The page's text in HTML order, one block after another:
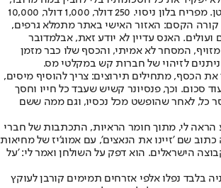
אז הוא מפקיד סכום קטן. מפריח בלון ניסוי. 250 דולר, 1,000 דולר, 10,000
קורה הקסם: האזור האישי באתר מתמלא גרפים,
ועולים. האנס עדיין לא יודע זאת, אבלמדובר
המסחר לא אמיתי, והכסף שלו כבר מזמן
לזיהוי של חברות קש במקלטי מס.
הכסף, מתחילים תירוצים: צריך להוסיף מיסים,
סכום. וכך, פנסיונר קשיש שעבד כל חייו וחסך
כל, לאחר שהופשט מכל נכסיו, וגם ממה ששם
הראה לי, מתוך חומר הראיות, התכתבות של חברי
שם 'זיינו את הנאצים', עם אמוג'יז של מחיאות
הישראלים. הוא דפק על השולחן ואמר לי: 'על
בלבד נפלו אלפי אזרחים תמימים קורבן לעוקץ